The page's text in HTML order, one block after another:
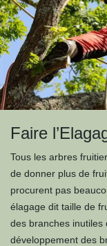
Faire
Tous les arbres
de donner plus de
procurent pas
élagage dit taille de
des branches inutiles
développement des